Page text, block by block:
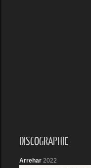
DISCOGRAPHIE
Arrehar 2022